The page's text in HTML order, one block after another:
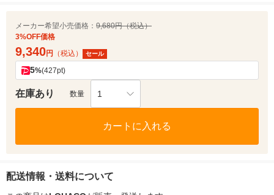
メーカー希望小売価格： 9,680円（税込）
3%OFF価格
9,340円 （税込） セール
5%(427pt)
在庫あり 数量 1
カートに入れる
配送情報・送料について